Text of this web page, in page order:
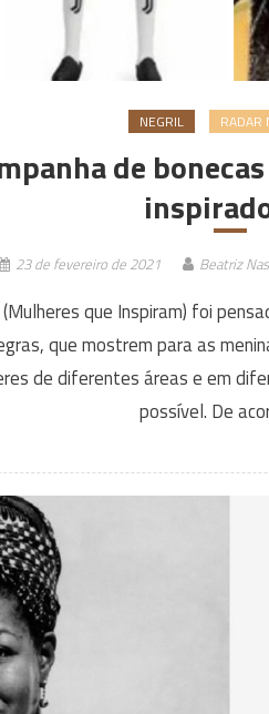
NEGRIL RADAR
de
23 de fevereiro de 2021 Beatriz
que Inspiram) foi
que mostrem para as
de diferentes áreas e em
possível. De